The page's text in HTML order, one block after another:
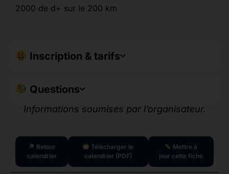
2000 de d+ sur le 200 km
Inscription & tarifs
Questions
Informations soumises par l’organisateur.
Retour
calendrier
Télécharger le
calendrier (PDF)
Mettre à
jour cette fiche